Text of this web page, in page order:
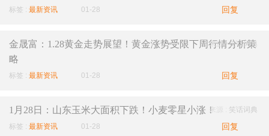
标签 : 最新资讯 01-28 回复
金晟富：1.28黄金走势展望！黄金涨势受限下周行情分析策
略
标签 : 最新资讯 01-28 回复
来源 :笑话词典
1月28日：山东玉米大面积下跌！小麦零星小涨！
标签 : 最新资讯 01-28 回复
来源 : 笑话词典